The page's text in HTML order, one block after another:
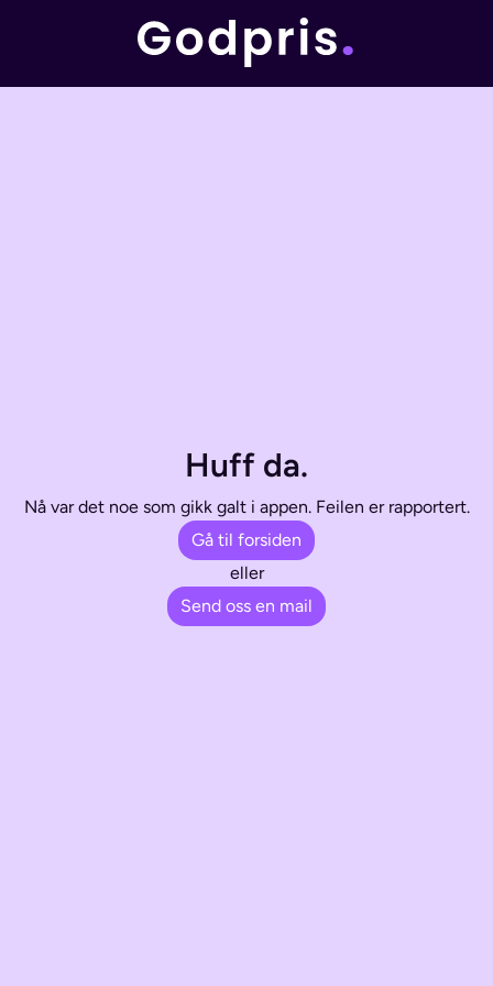
Huff da.
Nå var det noe som gikk galt i appen. Feilen er rapportert.
Gå til forsiden
eller
Send oss en mail